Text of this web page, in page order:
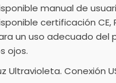
manual de
certificación
un uso adecuado
ojos.
Ultravioleta. Conexión